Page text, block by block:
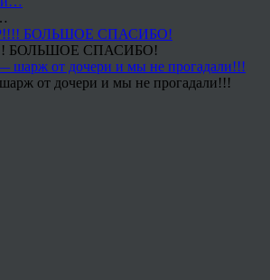
БОЛЬШОЕ СПАСИБО!
от дочери и мы не прогадали!!!